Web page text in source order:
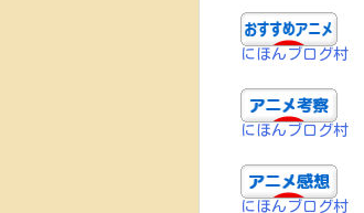
にほんブログ村
にほんブログ村
にほんブログ村